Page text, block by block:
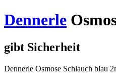
Dennerle
gibt Sicherheit
Dennerle Osmose Schlauch blau